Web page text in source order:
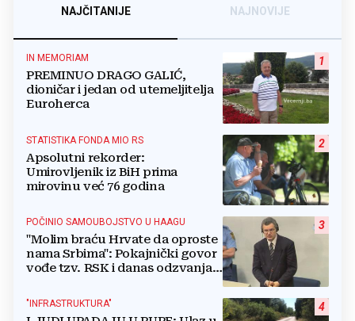
NAJČITANIJE NAJNOVIJE
1
IN MEMORIAM
PREMINUO DRAGO GALIĆ,
dioničar i jedan od utemeljitelja
Euroherca
2
STATISTIKA FONDA MIO RS
Apsolutni rekorder:
Umirovljenik iz BiH prima
mirovinu već 76 godina
3
POČINIO SAMOUBOJSTVO U HAAGU
"Molim braću Hrvate da oproste
nama Srbima": Pokajnički govor
vođe tzv. RSK i danas odzvanja
4
"INFRASTRUKTURA"